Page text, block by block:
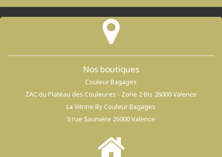
Nos boutiques
Couleur Bagages
ZAC du Plateau des Couleures - Zone 2 Bis 26000 Valence
La Vitrine By Couleur Bagages
3 rue Saunière 26000 Valence